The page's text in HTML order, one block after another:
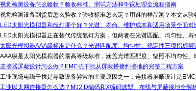
视觉检测设备怎么验收？验收标准、测试方法和争议处理全流程指南
视觉检测设备到货后怎么验收？验收标准怎么定？用谁的样品测？本文从
LED太阳光模拟器和氙灯哪个好？光谱、寿命、维护成本和适用场景全面对
LED太阳光模拟器正在替代传统氙灯方案，但两者在光谱匹配、均匀性、
太阳光模拟器AAA级标准是什么？光谱匹配度、均匀性、稳定性三项指标解
AAA级是太阳光模拟器的最高等级标准，涵盖光谱匹配度、辐照不均匀性
连接器屏蔽设计怎么做？EMC抗干扰从屏蔽搭接到接地的完整工程方案
工业现场电磁干扰是导致设备异常的主要原因之一，连接器屏蔽设计是
工业以太网连接器怎么选？M12 D编码和X编码选型、布线与屏蔽接地全解